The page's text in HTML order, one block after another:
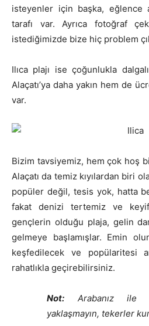
isteyenler için başka, eğlence
tarafı var. Ayrıca fotoğraf
istediğimizde bize hiç problem
Ilıca plajı ise çoğunlukla
Alaçatı’ya daha yakın hem de
var.
Bizim tavsiyemiz, hem çok hoş
Alaçatı da temiz kıyılardan biri
popüler değil, tesis yok, hatta
fakat denizi tertemiz ve
gençlerin olduğu plaja, gelin
gelmeye başlamışlar. Emin
keşfedilecek ve popülaritesi
rahatlıkla geçirebilirsiniz.
Not: Arabanız ile
yaklaşmayın, tekerler